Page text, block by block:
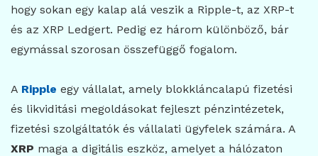
hogy sokan egy kalap alá veszik a Ripple-t, az XRP-t
és az XRP Ledgert. Pedig ez három különböző, bár
egymással szorosan összefüggő fogalom.
A Ripple egy vállalat, amely blokkláncalapú fizetési
és likviditási megoldásokat fejleszt pénzintézetek,
fizetési szolgáltatók és vállalati ügyfelek számára. A
XRP maga a digitális eszköz, amelyet a hálózaton